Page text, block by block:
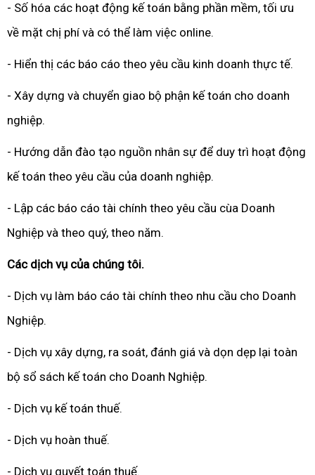
- Số hóa các hoạt động kế toán bằng phần mềm, tối ưu
về mặt chị phí và có thể làm việc online.
- Hiển thị các báo cáo theo yêu cầu kinh doanh thực tế.
- Xây dựng và chuyển giao bộ phận kế toán cho doanh
nghiệp.
- Hướng dẫn đào tạo nguồn nhân sự để duy trì hoạt động
kế toán theo yêu cầu của doanh nghiệp.
- Lập các báo cáo tài chính theo yêu cầu cùa Doanh
Nghiệp và theo quý, theo năm.
Các dịch vụ của chúng tôi.
- Dịch vụ làm báo cáo tài chính theo nhu cầu cho Doanh
Nghiệp.
- Dịch vụ xây dựng, ra soát, đánh giá và dọn dẹp lại toàn
bộ sổ sách kế toán cho Doanh Nghiệp.
- Dịch vụ kế toán thuế.
- Dịch vụ hoàn thuế.
- Dịch vụ quyết toán thuế.